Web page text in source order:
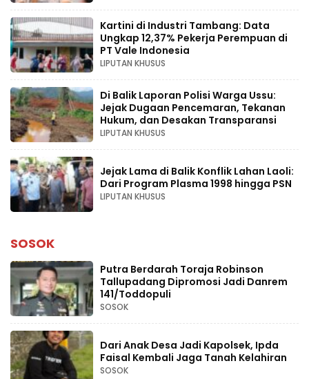
Kartini di Industri Tambang: Data
Ungkap 12,37% Pekerja Perempuan di
PT Vale Indonesia
LIPUTAN KHUSUS
Di Balik Laporan Polisi Warga Ussu:
Jejak Dugaan Pencemaran, Tekanan
Hukum, dan Desakan Transparansi
LIPUTAN KHUSUS
Jejak Lama di Balik Konflik Lahan Laoli:
Dari Program Plasma 1998 hingga PSN
LIPUTAN KHUSUS
SOSOK
Putra Berdarah Toraja Robinson
Tallupadang Dipromosi Jadi Danrem
141/Toddopuli
SOSOK
Dari Anak Desa Jadi Kapolsek, Ipda
Faisal Kembali Jaga Tanah Kelahiran
SOSOK